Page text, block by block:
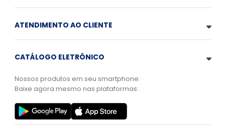
ATENDIMENTO AO CLIENTE
CATÁLOGO ELETRÔNICO
Nossos produtos em seu smartphone.
Baixe agora mesmo nas plataformas: